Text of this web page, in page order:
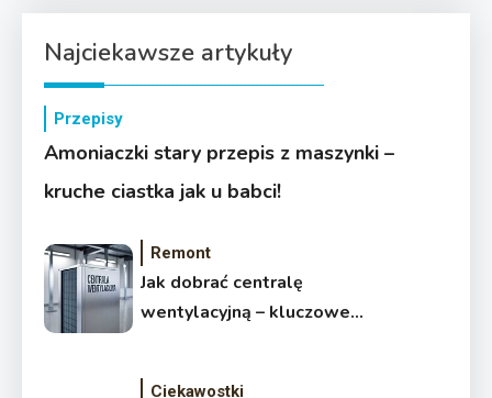
Najciekawsze artykuły
Przepisy
Amoniaczki stary przepis z maszynki –
kruche ciastka jak u babci!
Remont
Jak dobrać centralę
wentylacyjną – kluczowe
Ciekawostki